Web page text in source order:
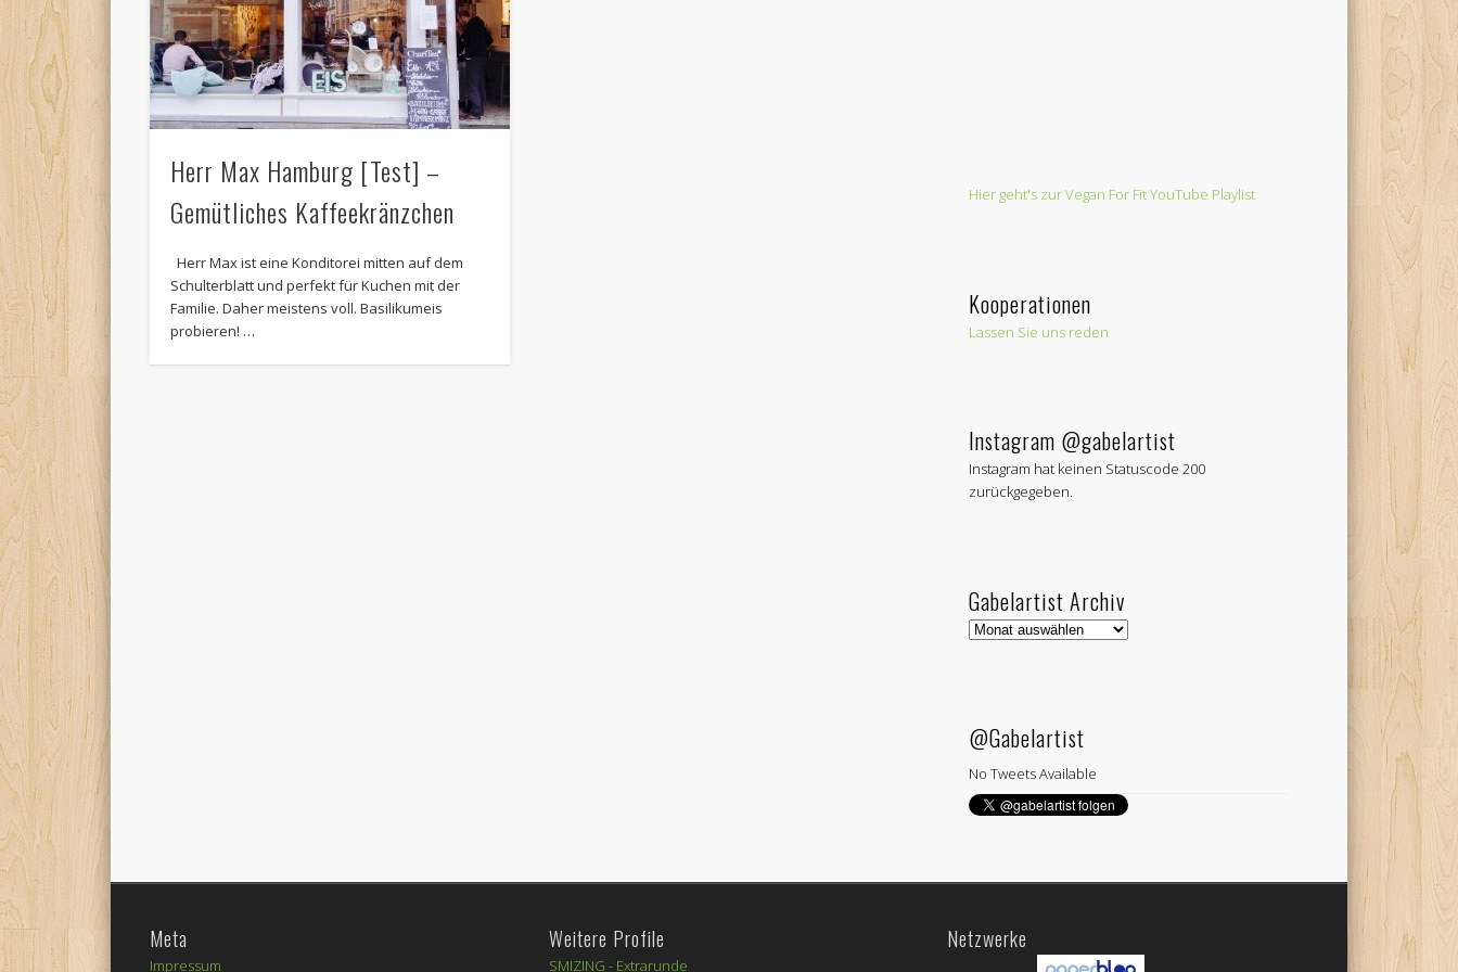
Herr Max Hamburg [Test] –
Gemütliches Kaffeekränzchen
Herr Max ist eine Konditorei mitten auf dem
Schulterblatt und perfekt für Kuchen mit der
Familie. Daher meistens voll. Basilikumeis
probieren! …
Hier geht's zur Vegan For Fit YouTube Playlist
Kooperationen
Lassen Sie uns reden
Instagram @gabelartist
Instagram hat keinen Statuscode 200
zurückgegeben.
Gabelartist Archiv
Gabelartist
@Gabelartist
No Tweets Available
Meta
Impressum
Weitere Profile
SMIZING - Extrarunde
Netzwerke